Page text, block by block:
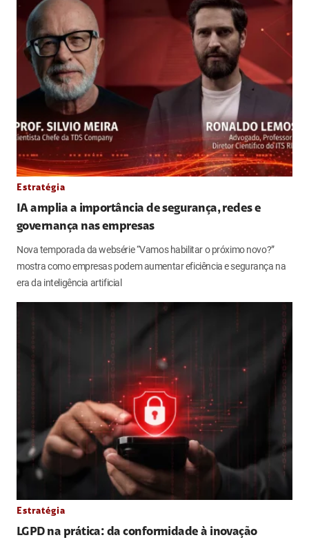
Estratégia
IA amplia a importância de segurança, redes e
governança nas empresas
Nova temporada da websérie “Vamos habilitar o próximo novo?”
mostra como empresas podem aumentar eficiência e segurança na
era da inteligência artificial
Estratégia
LGPD na prática: da conformidade à inovação